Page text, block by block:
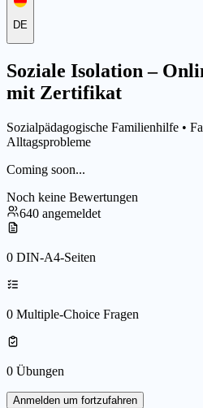
DE
Soziale Isolation –
mit Zertifikat
Sozialpädagogische Familienhilfe •
Alltagsprobleme
Coming soon...
Noch keine Bewertungen
640 angemeldet
0 DIN-A4-Seiten
0 Multiple-Choice Fragen
0 Übungen
Anmelden um fortzufahren